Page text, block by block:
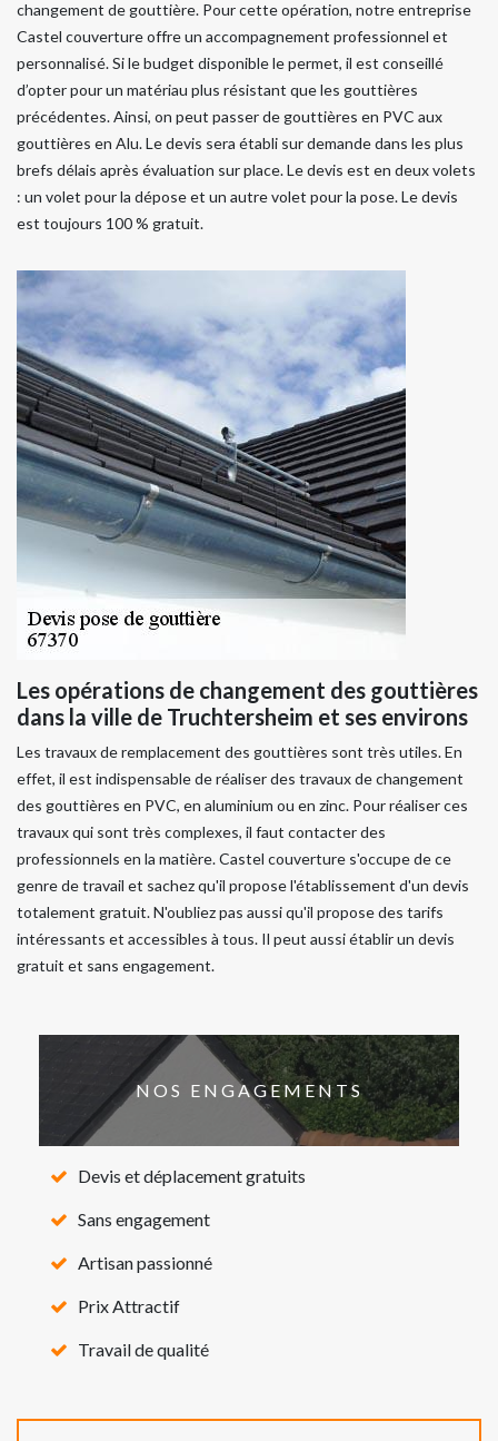
changement de gouttière. Pour cette opération, notre entreprise
Castel couverture offre un accompagnement professionnel et
personnalisé. Si le budget disponible le permet, il est conseillé
d’opter pour un matériau plus résistant que les gouttières
précédentes. Ainsi, on peut passer de gouttières en PVC aux
gouttières en Alu. Le devis sera établi sur demande dans les plus
brefs délais après évaluation sur place. Le devis est en deux volets
: un volet pour la dépose et un autre volet pour la pose. Le devis
est toujours 100 % gratuit.
Les opérations de changement des gouttières
dans la ville de Truchtersheim et ses environs
Les travaux de remplacement des gouttières sont très utiles. En
effet, il est indispensable de réaliser des travaux de changement
des gouttières en PVC, en aluminium ou en zinc. Pour réaliser ces
travaux qui sont très complexes, il faut contacter des
professionnels en la matière. Castel couverture s'occupe de ce
genre de travail et sachez qu'il propose l'établissement d'un devis
totalement gratuit. N'oubliez pas aussi qu'il propose des tarifs
intéressants et accessibles à tous. Il peut aussi établir un devis
gratuit et sans engagement.
NOS ENGAGEMENTS
Devis et déplacement gratuits
Sans engagement
Artisan passionné
Prix Attractif
Travail de qualité